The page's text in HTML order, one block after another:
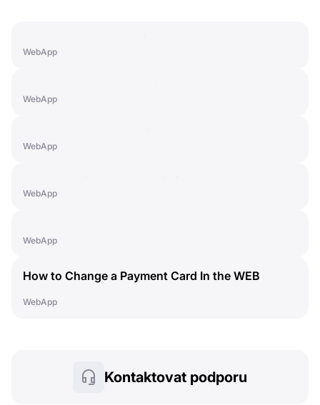
WebApp
WebApp
WebApp
WebApp
WebApp
How to Change a Payment Card In the WEB
WebApp
Kontaktovat podporu